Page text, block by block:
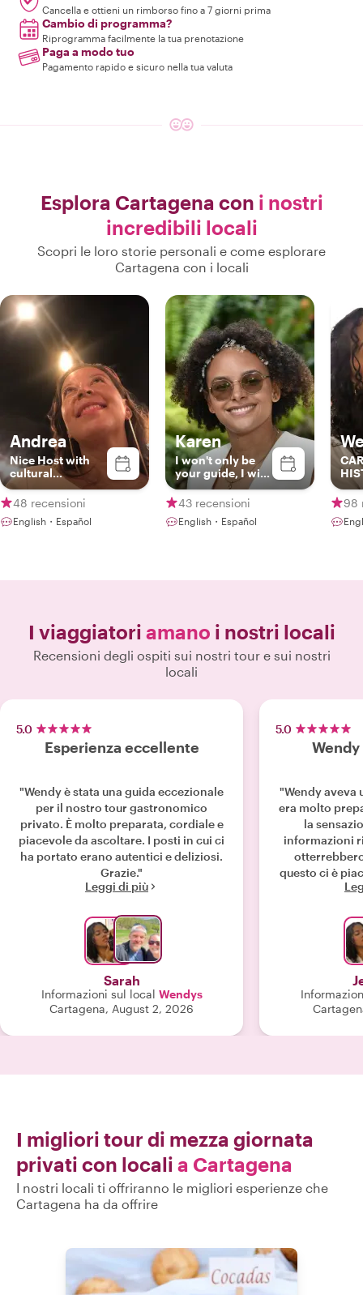
Cancella e ottieni un rimborso fino a 7 giorni prima
Cambio di programma?
Riprogramma facilmente la tua prenotazione
Paga a modo tuo
Pagamento rapido e sicuro nella tua valuta
Esplora Cartagena con i nostri
incredibili locali
Scopri le loro storie personali e come esplorare
Cartagena con i locali
Andrea
Nice Host with
cultural
background and
best spots in
Colombia
48 recensioni
English・Español
Karen
I won't only be
your guide, I will
also be another
friend in my city
43 recensioni
English・Español
98
I viaggiatori amano i nostri locali
Recensioni degli ospiti sui nostri tour e sui nostri
locali
5.0
Esperienza eccellente
"Wendy è stata una guida eccezionale
per il nostro tour gastronomico
privato. È molto preparata, cordiale e
piacevole da ascoltare. I posti in cui ci
ha portato erano autentici e deliziosi.
Grazie."
Leggi di più
Sarah
Informazioni sul local Wendys
Cartagena, August 2, 2026
5.0
"Wendy aveva
era molto
la
informazioni
questo ci è
e gentile,
I migliori tour di mezza giornata
privati con locali a Cartagena
I nostri locali ti offriranno le migliori esperienze che
Cartagena ha da offrire